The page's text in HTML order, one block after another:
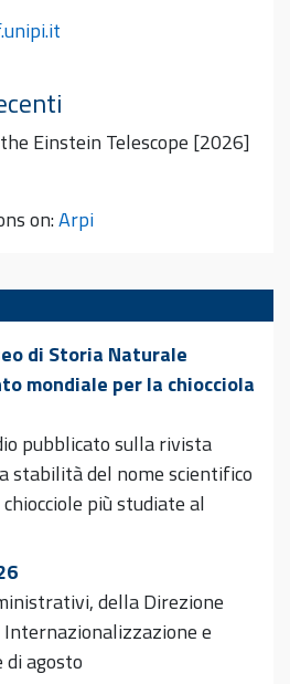
Einstein Telescope [2026]
on:Arpi
di Storia Naturale
mondiale per la chiocciola
pubblicato sulla rivista
stabilità del nome scientifico
più studiate al
della Direzione
e
agosto